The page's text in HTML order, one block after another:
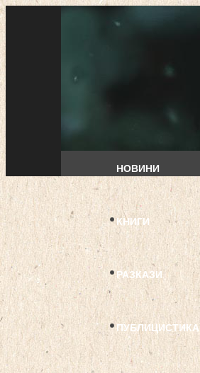
НОВИНИ
КНИГИ
РАЗКАЗИ
ПУБЛИЦИСТИКА